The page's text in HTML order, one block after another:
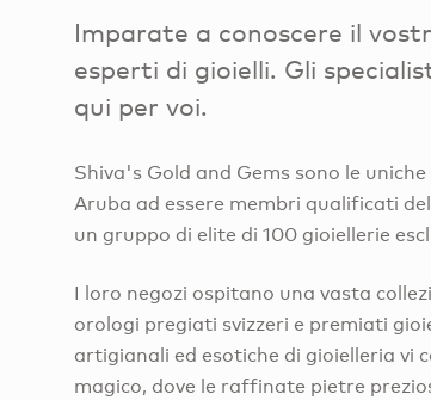
Imparate a conoscere il
esperti di gioielli. Gli
qui per voi.
Shiva's Gold and Gems sono le
Aruba ad essere membri qualificati
un gruppo di elite di 100 gioiellerie
I loro negozi ospitano una vasta
orologi pregiati svizzeri e premiati
artigianali ed esotiche di gioielleria vi
magico, dove le raffinate pietre